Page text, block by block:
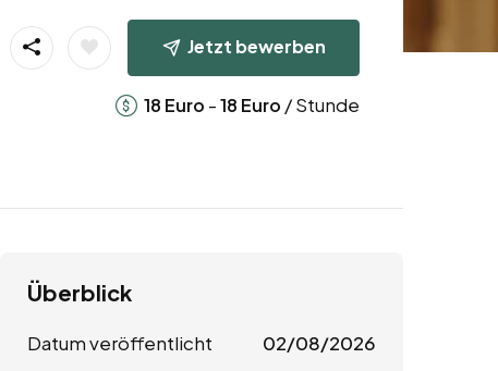
Jetzt bewerben
18 Euro -18 Euro / Stunde
Überblick
Datum veröffentlicht 02/08/2026